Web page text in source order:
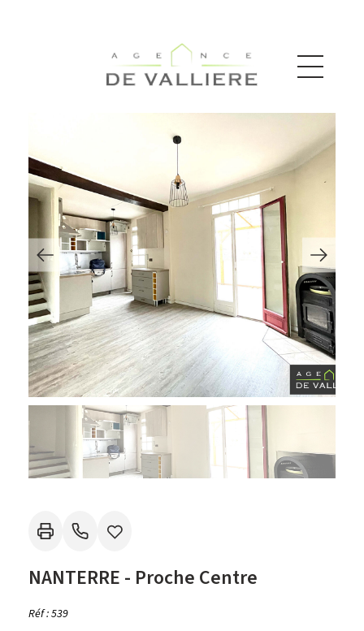
NANTERRE - Proche Centre
Réf : 539